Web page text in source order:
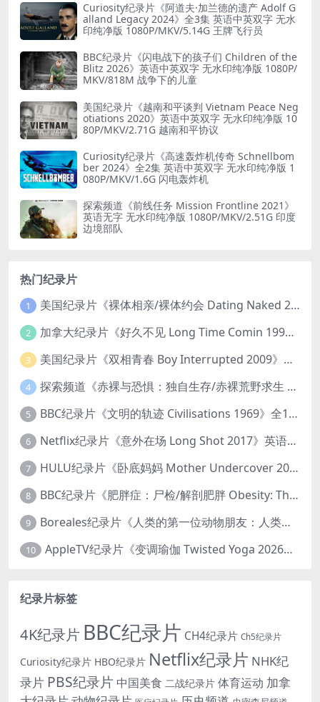
Curiosity纪录片《阿道夫·加兰德的遗产 Adolf G
alland Legacy 2024》全3集 英语中英双字 无水
印纯净版 1080P/MKV/5.14G 王牌飞行员
BBC纪录片《闪电战下的孩子们 Children of the
Blitz 2026》英语中英双字 无水印纯净版 1080P/
MKV/818M 战争下的儿童
美国纪录片《越南和平谈判 Vietnam Peace Neg
otiations 2020》英语中英双字 无水印纯净版 10
80P/MKV/2.71G 越南和平协议
Curiosity纪录片《高速轰炸机传奇 Schnellbom
ber 2024》全2集 英语中英双字 无水印纯净版 1
080P/MKV/1.6G 闪电轰炸机
探索频道《前线任务 Mission Frontline 2021》
英语无字 无水印纯净版 1080P/MKV/2.51G 印度
边境部队
热门纪录片
1 美国纪录片《裸体相亲/裸体约会 Dating Naked 2014-2016》第1-3季全33集 英语中英双字 无水印纯净版 1080P/MKV/85.6G 裸体相亲真人秀
2 加拿大纪录片《好久不见 Long Time Comin 1993》英语中英双字 官方纯净版 1080P/MKV/1G 女同性艺术家
3 美国纪录片《双相青春 Boy Interrupted 2009》英语中英双字 官方纯净版 1080P/MKV/1.43G 青少年躁郁症
4 探索频道《赤裸与恐惧：独自生存/赤裸荒野求生 Naked and Afraid: Solo 2023》第一季全8集 英语中英双字 官方纯净版 高码1080P/MKV/45.4G
5 BBC纪录片《文明的轨迹 Civilisations 1969》全13集 英语中英双字 高清收藏版 1080P/MKV/64.1G 西方艺术史话
6 Netflix纪录片《意外在场 Long Shot 2017》英语中字 720P/NKV/1.06GB 美国谋杀误判案件
7 HULU纪录片《卧底妈妈 Mother Undercover 2023》全4集 英语中英双字 官方纯净版 1080P/MKV/7.6G 拯救孩子
8 BBC纪录片《肥胖症：尸检/解剖肥胖 Obesity: The Post Mortem 2016》英语中英双字 无水印纯净版 1080P/MKV/1.03G
9 Boreales纪录片《人类的第一位动物朋友：人类和狗的神奇故事 Man’s First Friend 2018》英语中英双字 1080P/MP4/1.8G 狗的神奇故事
10 AppleTV纪录片《变调瑜伽 Twisted Yoga 2026》全3集 英语中英双字 无水印纯净版 1080P/MKV/10G 瑜伽大师背后的真相
纪录片标签
4K纪录片 BBC纪录片 CH4纪录片 Ch5纪录片
Curiosity纪录片 HBO纪录片 Netflix纪录片 NHK纪
录片 PBS纪录片 中国美食 二战纪录片 体育运动 加拿